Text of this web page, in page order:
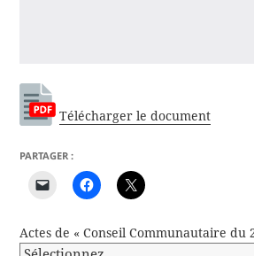
Télécharger le document
PARTAGER :
Actes de « Conseil Communautaire du